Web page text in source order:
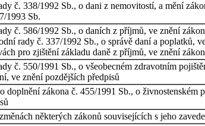
č. 338/1992 Sb., o dani z nemovitostí, a mění
1993 Sb.
č. 586/1992 Sb., o daních z příjmů, ve znění
rady č. 337/1992 Sb., o správě daní a poplatků,
pro zjištění základu daně z příjmů, ve znění
č. 550/1991 Sb., o všeobecném zdravotním
ve znění pozdějších předpisů
doplnění zákona č. 455/1991 Sb., o
některých zákonů souvisejících s jeho